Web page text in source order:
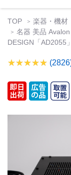
TOP 楽器・機材
名器 美品
DESIGN「AD2055